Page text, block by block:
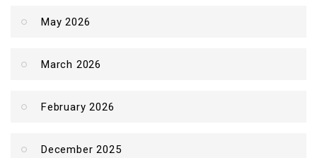
May 2026
March 2026
February 2026
December 2025